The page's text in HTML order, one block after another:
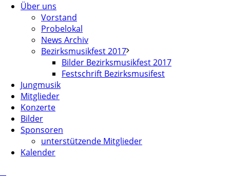
Über uns
Vorstand
Probelokal
News Archiv
Bezirksmusikfest 2017
Bilder Bezirksmusikfest 2017
Festschrift Bezirksmusifest
Jungmusik
Mitglieder
Konzerte
Bilder
Sponsoren
unterstützende Mitglieder
Kalender